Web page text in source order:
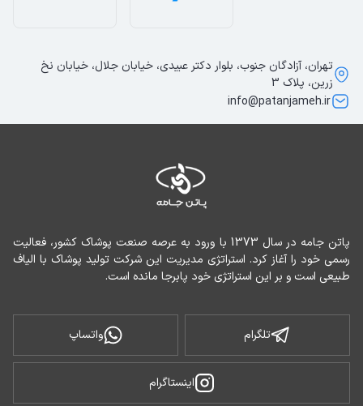
طبیعی است و بر این استراتژی خود پابرجا مانده است.
تلگرام واتساپ
اینستاگرام
تهران، آزادگان جنوب، بلوار دکتر عبیدی، خیابان جلال، خیابان نخ
زرین، پلاک 3
info@patanjameh.ir